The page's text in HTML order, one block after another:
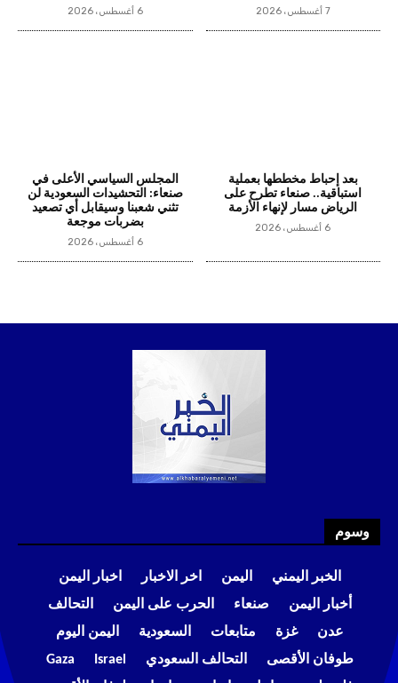
وسوم
الخبر اليمني اليمن اخر الاخبار
اخبار اليمن
أخبار اليمن
صنعاء الحرب على اليمن
التحالف
عدن
غزة متابعات السعودية
اليمن اليوم
طوفان الأقصى
التحالف السعودي Israel
Gaza